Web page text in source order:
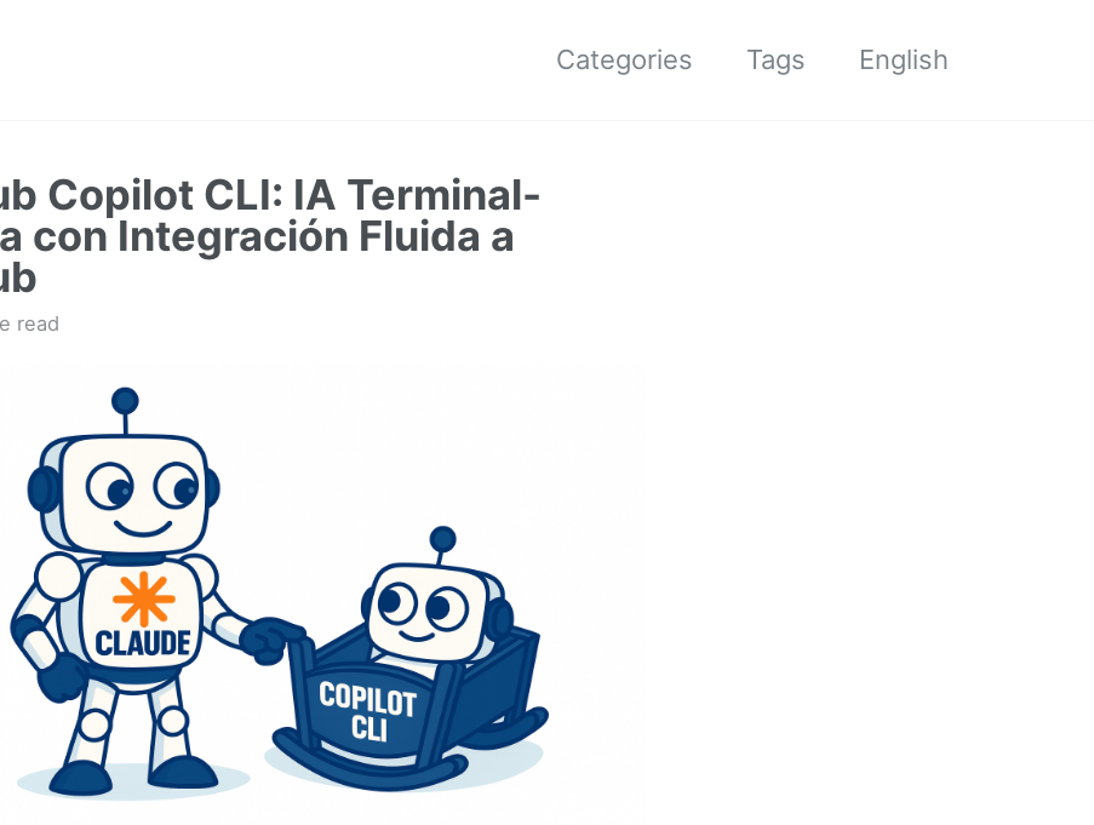
Categories Tags English
Copilot CLI: IA Terminal-
con Integración Fluida a
read